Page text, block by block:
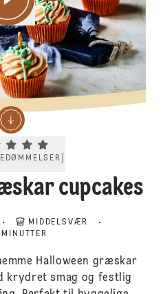
Current rating 4.6. Click to rate.
cupcakes
MIDDELSVÆR
Halloween græskar
krydret smag og festlig